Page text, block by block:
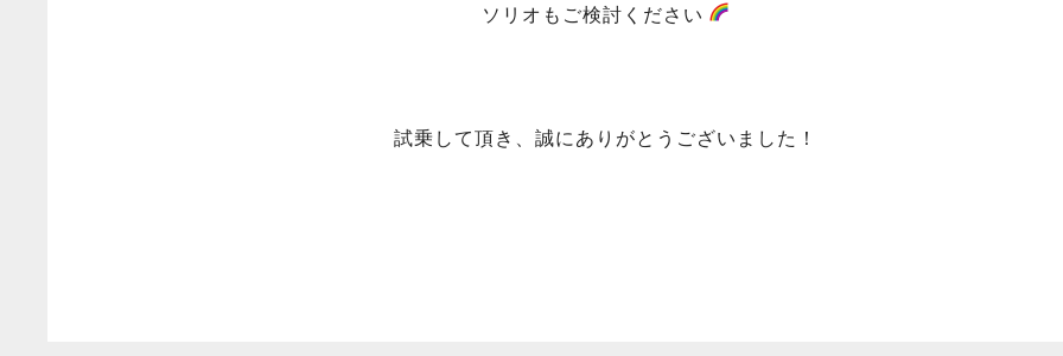
ソリオもご検討ください
試乗して頂き、誠にありがとうございました！